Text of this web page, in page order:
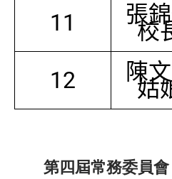
11 張
校
12 陳
姑
第四屆常務委員